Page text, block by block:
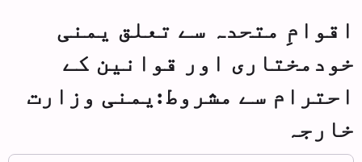
اقوامِ متحدہ سے تعلق یمنی
خودمختاری اور قوانین کے
احترام سے مشروط:یمنی وزارت
خارجہ